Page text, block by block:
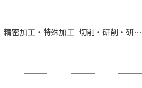
精密加工・特殊加工 切削・研削・研磨加工